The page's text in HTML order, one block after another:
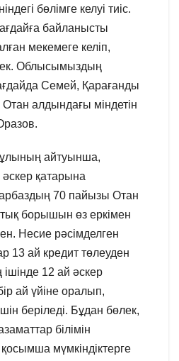
бөлімге келуі тиіс.
байланысты
мекемеге келіп,
Облысымыздың
Семей, Қарағанды
алдындағы міндетін
айтуынша,
қатарына
70 пайызы Отан
борышын өз еркімен
Несие рәсімделген
13 ай кредит төлеуден
12 ай әскер
ай үйіне оралып,
беріледі. Бұдан бөлек,
білімін
мүмкіндіктерге